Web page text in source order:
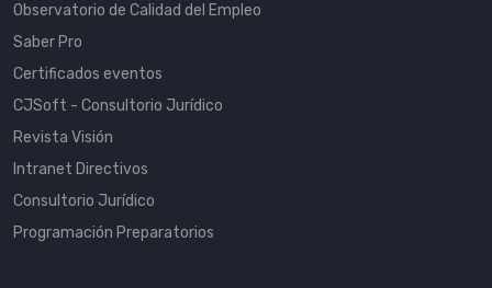
Observatorio de Calidad del Empleo
Saber Pro
Certificados eventos
CJSoft - Consultorio Jurídico
Revista Visión
Intranet Directivos
Consultorio Jurídico
Programación Preparatorios